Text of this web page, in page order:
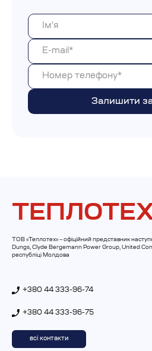
ТОВ «Теплотех» – офіційний представник
Dungs, Clyde Bergemann Power Group, United
республіці Молдова
+380 44 333-96-74
+380 44 333-96-75
всі контакти